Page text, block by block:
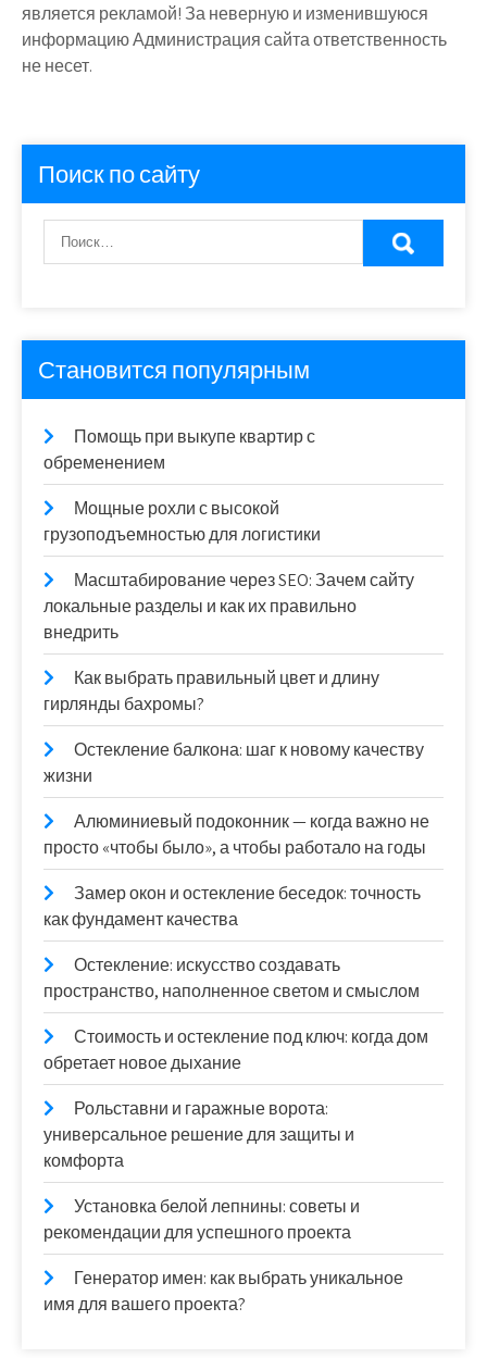
является рекламой! За неверную и изменившуюся
информацию Администрация сайта ответственность
не несет.
Поиск по сайту
Становится популярным
Помощь при выкупе квартир с
обременением
Мощные рохли с высокой
грузоподъемностью для логистики
Масштабирование через SEO: Зачем сайту
локальные разделы и как их правильно
внедрить
Как выбрать правильный цвет и длину
гирлянды бахромы?
Остекление балкона: шаг к новому качеству
жизни
Алюминиевый подоконник — когда важно не
просто «чтобы было», а чтобы работало на годы
Замер окон и остекление беседок: точность
как фундамент качества
Остекление: искусство создавать
пространство, наполненное светом и смыслом
Стоимость и остекление под ключ: когда дом
обретает новое дыхание
Рольставни и гаражные ворота:
универсальное решение для защиты и
комфорта
Установка белой лепнины: советы и
рекомендации для успешного проекта
Генератор имен: как выбрать уникальное
имя для вашего проекта?